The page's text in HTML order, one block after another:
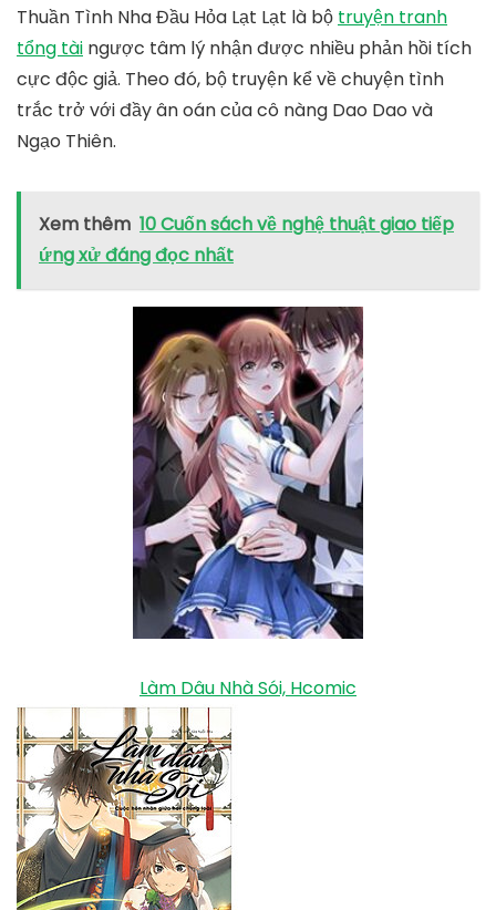
Thuần Tình Nha Đầu Hỏa Lạt Lạt là bộ truyện tranh
tổng tài ngược tâm lý nhận được nhiều phản hồi tích
cực độc giả. Theo đó, bộ truyện kể về chuyện tình
trắc trở với đầy ân oán của cô nàng Dao Dao và
Ngạo Thiên.
Xem thêm 10 Cuốn sách về nghệ thuật giao tiếp
ứng xử đáng đọc nhất
Làm Dâu Nhà Sói, Hcomic